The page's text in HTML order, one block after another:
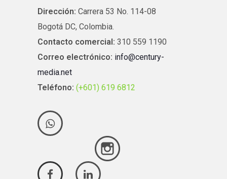
Dirección: Carrera 53 No. 114-08
Bogotá DC, Colombia.
Contacto comercial: 310 559 1190
Correo electrónico: info@century-
media.net
Teléfono: (+601) 619 6812